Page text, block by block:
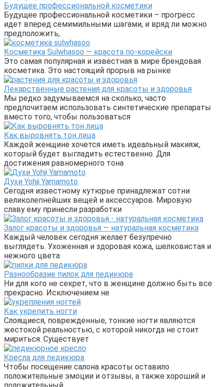
Будущее профессиональной косметики
Будущее профессиональной косметики – прогресс
идет вперед семимильными шагами, и вряд ли можно
предположить,
Косметика Sulwhasoo — красота по-корейски
Это самая популярная и известная в мире брендовая
косметика. Это настоящий прорыв на рынке
Лекарственные растения для красоты и здоровья
Мы редко задумываемся на сколько, часто
предпочитаем использовать синтетические препараты
вместо того, чтобы пользоваться
Как выровнять тон лица
Каждой женщине хочется иметь идеальный макияж,
который будет выгладить естественно. Для
достижения равномерного тона
Духи Yohji Yamamoto
Сегодня известному кутюрье принадлежат сотни
великолепнейших вещей и аксессуаров. Мировую
славу ему принесли разработки
Залог красоты и здоровья — натуральная косметика
Каждый человек сегодня желает безупречно
выглядеть. Ухоженная и здоровая кожа, шелковистая и
нежного цвета
Разнообразие пилок для педикюра
Ни для кого не секрет, что в женщине должно быть все
прекрасно. Исключением не
Как укрепить ногти
Слоящиеся, поврежденные, тонкие ногти являются
жестокой реальностью, с которой никогда не стоит
мириться. Существует
Кресла для педикюра
Чтобы посещение салона красоты оставило
положительные эмоции и отзывы, а также хороший и